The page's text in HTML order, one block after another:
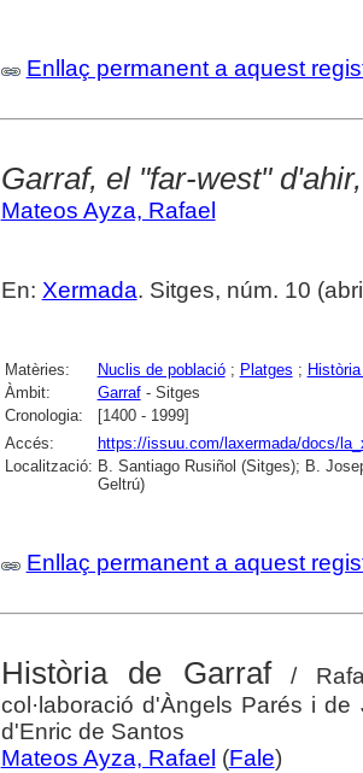
Enllaç permanent a aquest
Garraf, el "far-west"
Mateos Ayza, Rafael
En: Xermada. Sitges, núm. 10
Matèries: Nuclis de població; Platges ;
Àmbit:
Garraf- Sitges
Cronologia:
[1400 - 1999]
Accés:
https://issuu.com/laxermada/docs/
Localització: B. Santiago Rusiñol (Sitges); B.
Geltrú)
Enllaç permanent a aquest
Història de Garraf/
col·laboració d'Àngels Parés i
d'Enric de Santos
Mateos Ayza, Rafael (Fale)